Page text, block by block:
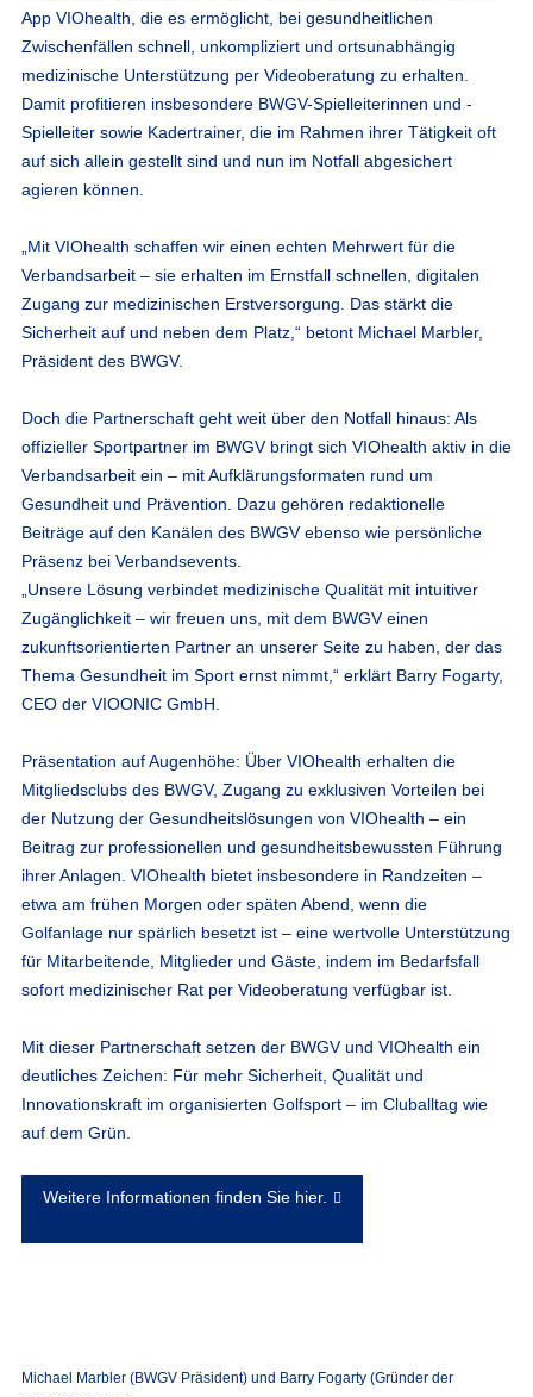
App VIOhealth, die es ermöglicht, bei gesundheitlichen
Zwischenfällen schnell, unkompliziert und ortsunabhängig
medizinische Unterstützung per Videoberatung zu erhalten.
Damit profitieren insbesondere BWGV-Spielleiterinnen und -
Spielleiter sowie Kadertrainer, die im Rahmen ihrer Tätigkeit oft
auf sich allein gestellt sind und nun im Notfall abgesichert
agieren können.
„Mit VIOhealth schaffen wir einen echten Mehrwert für die
Verbandsarbeit – sie erhalten im Ernstfall schnellen, digitalen
Zugang zur medizinischen Erstversorgung. Das stärkt die
Sicherheit auf und neben dem Platz,“ betont Michael Marbler,
Präsident des BWGV.
Doch die Partnerschaft geht weit über den Notfall hinaus: Als
offizieller Sportpartner im BWGV bringt sich VIOhealth aktiv in die
Verbandsarbeit ein – mit Aufklärungsformaten rund um
Gesundheit und Prävention. Dazu gehören redaktionelle
Beiträge auf den Kanälen des BWGV ebenso wie persönliche
Präsenz bei Verbandsevents.
„Unsere Lösung verbindet medizinische Qualität mit intuitiver
Zugänglichkeit – wir freuen uns, mit dem BWGV einen
zukunftsorientierten Partner an unserer Seite zu haben, der das
Thema Gesundheit im Sport ernst nimmt,“ erklärt Barry Fogarty,
CEO der VIOONIC GmbH.
Präsentation auf Augenhöhe: Über VIOhealth erhalten die
Mitgliedsclubs des BWGV, Zugang zu exklusiven Vorteilen bei
der Nutzung der Gesundheitslösungen von VIOhealth – ein
Beitrag zur professionellen und gesundheitsbewussten Führung
ihrer Anlagen. VIOhealth bietet insbesondere in Randzeiten –
etwa am frühen Morgen oder späten Abend, wenn die
Golfanlage nur spärlich besetzt ist – eine wertvolle Unterstützung
für Mitarbeitende, Mitglieder und Gäste, indem im Bedarfsfall
sofort medizinischer Rat per Videoberatung verfügbar ist.
Mit dieser Partnerschaft setzen der BWGV und VIOhealth ein
deutliches Zeichen: Für mehr Sicherheit, Qualität und
Innovationskraft im organisierten Golfsport – im Cluballtag wie
auf dem Grün.
Weitere Informationen finden Sie hier.
Michael Marbler (BWGV Präsident) und Barry Fogarty (Gründer der